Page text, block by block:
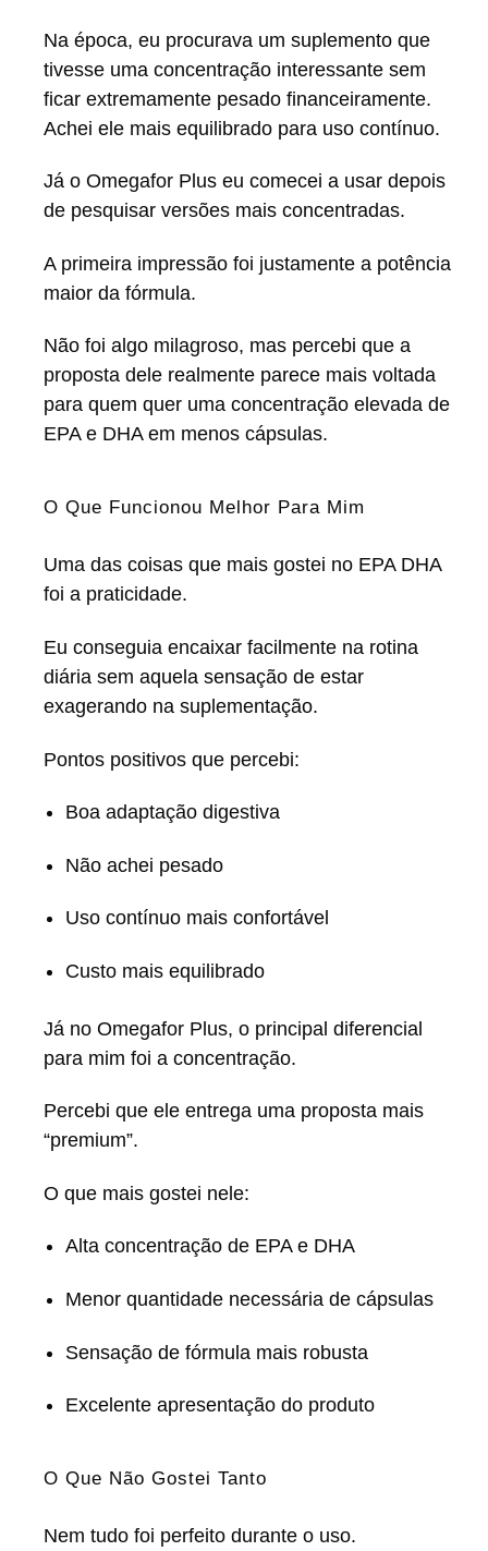
Na época, eu procurava um suplemento que
tivesse uma concentração interessante sem
ficar extremamente pesado financeiramente.
Achei ele mais equilibrado para uso contínuo.
Já o Omegafor Plus eu comecei a usar depois
de pesquisar versões mais concentradas.
A primeira impressão foi justamente a potência
maior da fórmula.
Não foi algo milagroso, mas percebi que a
proposta dele realmente parece mais voltada
para quem quer uma concentração elevada de
EPA e DHA em menos cápsulas.
O Que Funcionou Melhor Para Mim
Uma das coisas que mais gostei no EPA DHA
foi a praticidade.
Eu conseguia encaixar facilmente na rotina
diária sem aquela sensação de estar
exagerando na suplementação.
Pontos positivos que percebi:
Boa adaptação digestiva
Não achei pesado
Uso contínuo mais confortável
Custo mais equilibrado
Já no Omegafor Plus, o principal diferencial
para mim foi a concentração.
Percebi que ele entrega uma proposta mais
“premium”.
O que mais gostei nele:
Alta concentração de EPA e DHA
Menor quantidade necessária de cápsulas
Sensação de fórmula mais robusta
Excelente apresentação do produto
O Que Não Gostei Tanto
Nem tudo foi perfeito durante o uso.